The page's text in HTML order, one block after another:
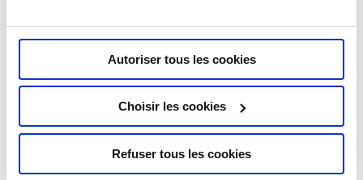
Autoriser tous les cookies
Choisir les cookies
Refuser tous les cookies
sonde d’échographie à haute fréquence.
Contre-indications :
Absence.
Durée :
10 à 20 minutes.